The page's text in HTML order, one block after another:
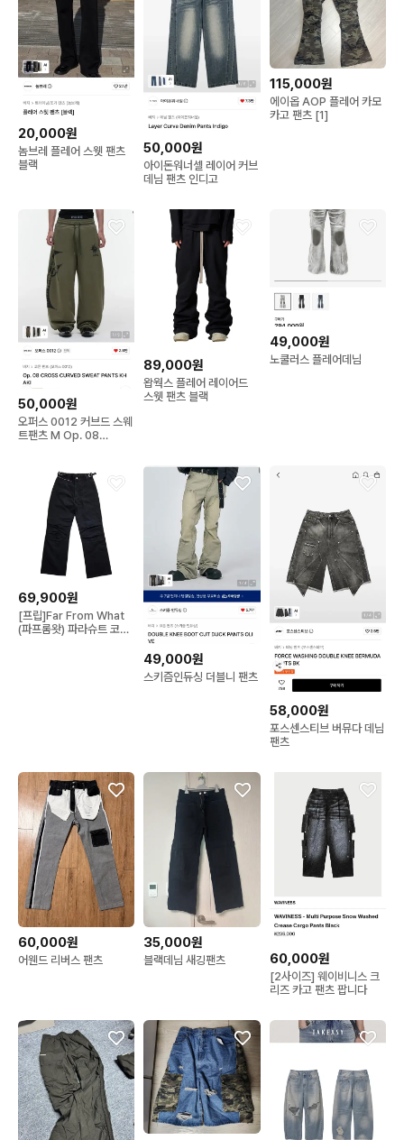
20,000원
놈브레 플레어 스웻 팬츠
블랙
50,000원
아이돈워너셀 레이어 커브
데님 팬츠 인디고
115,000원
에이옵 AOP 플레어 카모
카고 팬츠 [1]
50,000원
오퍼스 0012 커브드 스웨
트팬츠 M Op. 08
89,000원
왑웍스 플레어 레이어드
스웻 팬츠 블랙
49,000원
노쿨러스 플레어데님
69,900원
[프립]Far From What
(파프롬왓) 파라슈트 코튼
49,000원
스키즘인듀싱 더블니 팬츠
58,000원
포스센스티브 버뮤다 데님
팬츠
60,000원
어웬드 리버스 팬츠
35,000원
블랙데님 새깅팬츠 60,000원
[2사이즈] 웨이비니스 크
리즈 카고 팬츠 팝니다